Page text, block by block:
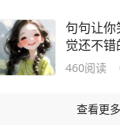
句句让你
觉还不错
赶快来瞧
460阅读
查看更多